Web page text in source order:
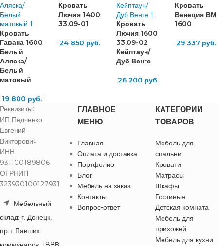
Кровать
Гавана 1600
Белый
Аляска/
Белый
матовый
19 800 руб.
Кровать
Лючия 1400
33.09-01
24 850 руб.
Кровать
Лючия 1600
33.09-02
Кейптаун/
Дуб Венге
26 200 руб.
Кровать
Венеция ВМ
1600
29 337 руб.
Реквизиты:
ИП Педченко
Евгений
Викторович
ИНН
931100189806
ОГРНИП
323930100127931
Мебельный
склад: г. Донецк,
пр-т Павших
ГЛАВНОЕ
МЕНЮ
Главная
Оплата и доставка
Портфолио
Блог
Мебель на заказ
Контакты
Вопрос-ответ
КАТЕГОРИИ
ТОВАРОВ
Мебель для
спальни
Кровати
Матрасы
Шкафы
Гостиные
Детская комната
Мебель для
прихожей
Мебель для кухни